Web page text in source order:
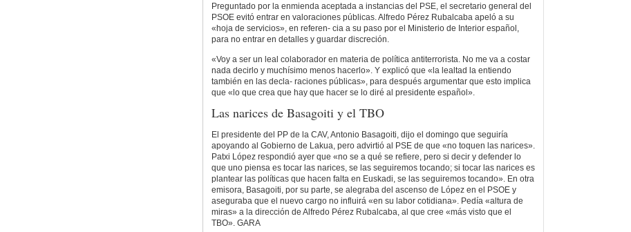
Preguntado por la enmienda aceptada a instancias del PSE, el secretario general del
PSOE evitó entrar en valoraciones públicas. Alfredo Pérez Rubalcaba apeló a su
«hoja de servicios», en referen- cia a su paso por el Ministerio de Interior español,
para no entrar en detalles y guardar discreción.
«Voy a ser un leal colaborador en materia de política antiterrorista. No me va a costar
nada decirlo y muchísimo menos hacerlo». Y explicó que «la lealtad la entiendo
también en las decla- raciones públicas», para después argumentar que esto implica
que «lo que crea que hay que hacer se lo diré al presidente español».
Las narices de Basagoiti y el TBO
El presidente del PP de la CAV, Antonio Basagoiti, dijo el domingo que seguiría
apoyando al Gobierno de Lakua, pero advirtió al PSE de que «no toquen las narices».
Patxi López respondió ayer que «no se a qué se refiere, pero si decir y defender lo
que uno piensa es tocar las narices, se las seguiremos tocando; si tocar las narices es
plantear las políticas que hacen falta en Euskadi, se las seguiremos tocando». En otra
emisora, Basagoiti, por su parte, se alegraba del ascenso de López en el PSOE y
aseguraba que el nuevo cargo no influirá «en su labor cotidiana». Pedía «altura de
miras» a la dirección de Alfredo Pérez Rubalcaba, al que cree «más visto que el
TBO». GARA